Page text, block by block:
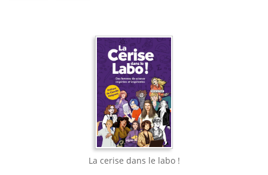
La cerise dans le labo !